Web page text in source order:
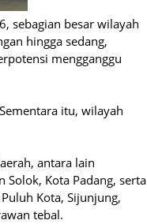
sebagian besar wilayah
hingga sedang,
mengganggu
itu, wilayah
antara lain
Solok, Kota Padang, serta
Kota, Sijunjung,
tebal.